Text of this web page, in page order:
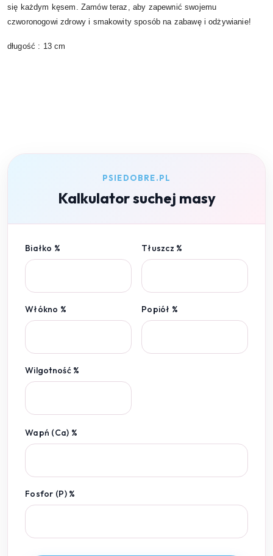
się każdym kęsem. Zamów teraz, aby zapewnić swojemu
czworonogowi zdrowy i smakowity sposób na zabawę i odżywianie!
długość : 13 cm
PSIEDOBRE.PL
Kalkulator suchej masy
Białko % Tłuszcz %
Włókno % Popiół %
Wilgotność %
Wapń (Ca) %
Fosfor (P) %